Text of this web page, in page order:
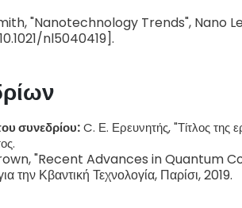
"Nanotechnology Trends", Nano
nl5040419].
συνεδρίου:C. Ε. Ερευνητής, "Τίτλος της
"Recent Advances in Quantum
την Κβαντική Τεχνολογία, Παρίσι, 2019.